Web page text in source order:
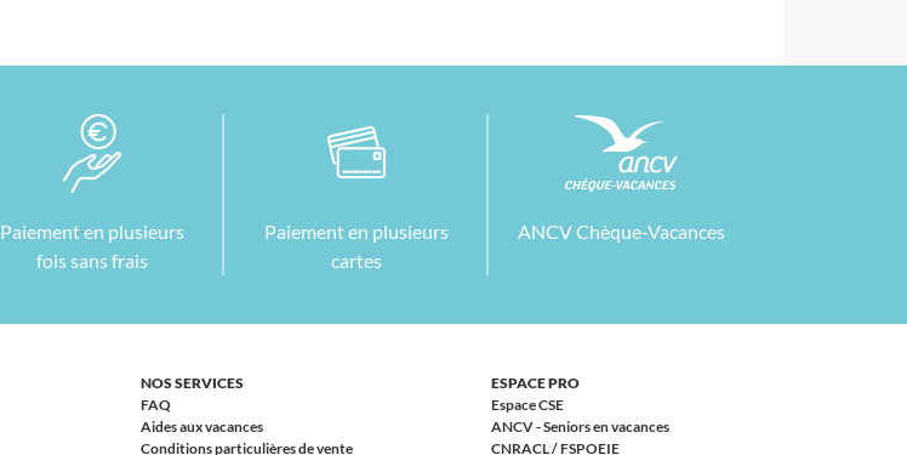
Paiement en plusieurs
fois sans frais
Paiement en plusieurs
cartes
ANCV Chèque-Vacances
NOS SERVICES
FAQ
Aides aux vacances
Conditions particulières de vente
ESPACE PRO
Espace CSE
ANCV - Seniors en vacances
CNRACL / FSPOEIE